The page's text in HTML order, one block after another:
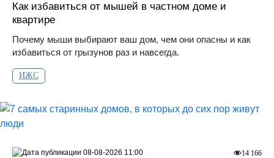
Как избавиться от мышей в частном доме и
квартире
Почему мыши выбирают ваш дом, чем они опасны и как
избавиться от грызунов раз и навсегда.
ИЖС
14 166
08-08-2026 11:00